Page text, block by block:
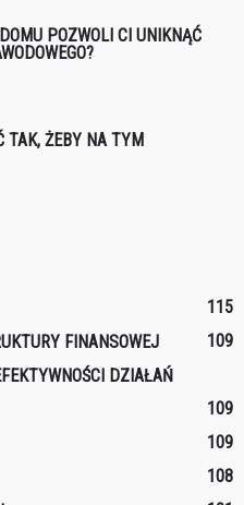
POZWOLI CI UNIKNĄĆ
TAK, ŻEBY NA TYM
115
FINANSOWEJ
109
DZIAŁAŃ
109
109
108